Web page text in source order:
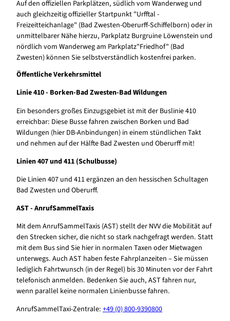
Auf den offiziellen Parkplätzen, südlich vom Wanderweg und
auch gleichzeitig offizieller Startpunkt "Urfftal -
Freizeitteichanlage" (Bad Zwesten-Oberurff-Schiffelborn) oder in
unmittelbarer Nähe hierzu, Parkplatz Burgruine Löwenstein und
nördlich vom Wanderweg am Parkplatz"Friedhof" (Bad
Zwesten) können Sie selbstverständlich kostenfrei parken.
Öffentliche Verkehrsmittel
Linie 410 - Borken-Bad Zwesten-Bad Wildungen
Ein besonders großes Einzugsgebiet ist mit der Buslinie 410
erreichbar: Diese Busse fahren zwischen Borken und Bad
Wildungen (hier DB-Anbindungen) in einem stündlichen Takt
und nehmen auf der Hälfte Bad Zwesten und Oberurff mit!
Linien 407 und 411 (Schulbusse)
Die Linien 407 und 411 ergänzen an den hessischen Schultagen
Bad Zwesten und Oberurff.
AST - AnrufSammelTaxis
Mit dem AnrufSammelTaxis (AST) stellt der NVV die Mobilität auf
den Strecken sicher, die nicht so stark nachgefragt werden. Statt
mit dem Bus sind Sie hier in normalen Taxen oder Mietwagen
unterwegs. Auch AST haben feste Fahrplanzeiten – Sie müssen
lediglich Fahrtwunsch (in der Regel) bis 30 Minuten vor der Fahrt
telefonisch anmelden. Bedenken Sie auch, AST fahren nur,
wenn parallel keine normalen Linienbusse fahren.
AnrufSammelTaxi-Zentrale: +49 (0) 800-9390800